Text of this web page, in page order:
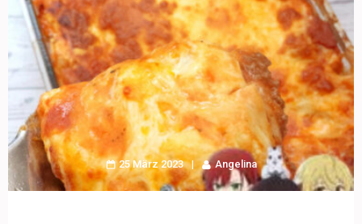
25 März 2023 Angelina